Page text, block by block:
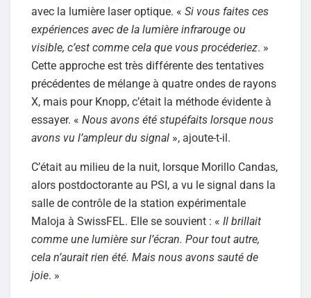
avec la lumière laser optique. « Si vous faites ces
expériences avec de la lumière infrarouge ou
visible, c’est comme cela que vous procéderiez. »
Cette approche est très différente des tentatives
précédentes de mélange à quatre ondes de rayons
X, mais pour Knopp, c’était la méthode évidente à
essayer. « Nous avons été stupéfaits lorsque nous
avons vu l’ampleur du signal », ajoute-t-il.
C’était au milieu de la nuit, lorsque Morillo Candas,
alors postdoctorante au PSI, a vu le signal dans la
salle de contrôle de la station expérimentale
Maloja à SwissFEL. Elle se souvient : « Il brillait
comme une lumière sur l’écran. Pour tout autre,
cela n’aurait rien été. Mais nous avons sauté de
joie. »